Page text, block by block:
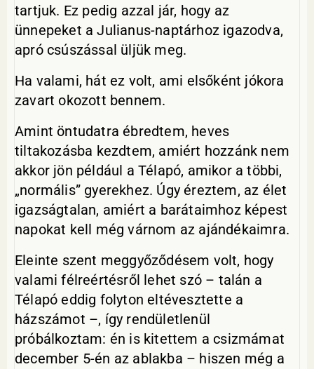
tartjuk. Ez pedig azzal jár, hogy az
ünnepeket a Julianus-naptárhoz igazodva,
apró csúszással üljük meg.
Ha valami, hát ez volt, ami elsőként jókora
zavart okozott bennem.
Amint öntudatra ébredtem, heves
tiltakozásba kezdtem, amiért hozzánk nem
akkor jön például a Télapó, amikor a többi,
„normális” gyerekhez. Úgy éreztem, az élet
igazságtalan, amiért a barátaimhoz képest
napokat kell még várnom az ajándékaimra.
Eleinte szent meggyőződésem volt, hogy
valami félreértésről lehet szó – talán a
Télapó eddig folyton eltévesztette a
házszámot –, így rendületlenül
próbálkoztam: én is kitettem a csizmámat
december 5-én az ablakba – hiszen még a